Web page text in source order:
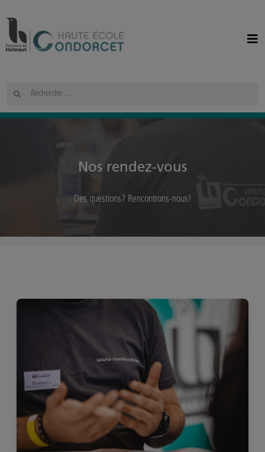
Rechercher
Nos rendez-vous
Des questions? Rencontrons-nous!